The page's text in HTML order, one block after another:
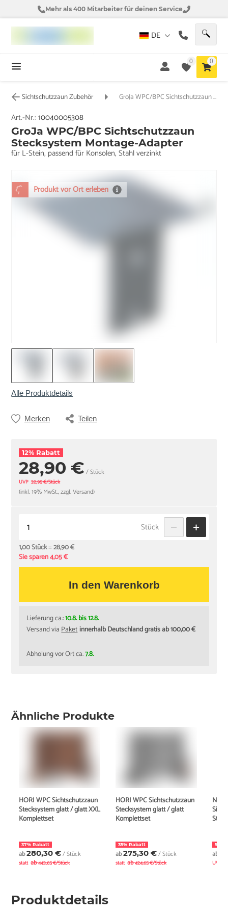
Mehr als 400 Mitarbeiter für deinen Service
DE
0 0
Sichtschutzzaun Zubehör GroJa WPC/BPC Sichtschutzzaun Stecksystem Montage-Adapter
Produkt vor Ort erleben
Art.-Nr.:10040005308
GroJa WPC/BPC Sichtschutzzaun
Stecksystem Montage-Adapter
für L-Stein, passend für Konsolen, Stahl verzinkt
Alle Produktdetails
Merken Teilen
12% Rabatt
28,90 € / Stück
UVP 32,95 €/Stück
(inkl. 19% MwSt., zzgl. Versand)
Stück
1,00 Stück=28,90 €
Sie sparen 4,05 €
In den Warenkorb
Lieferung ca.:10.8. bis 12.8.
Versand viaPaketinnerhalb Deutschland gratis ab 100,00 €
Abholung vor Ort ca.7.8.
Ähnliche Produkte
HORI WPC Sichtschutzzaun
Stecksystem glatt / glatt XXL
Komplettset
37% Rabatt
ab280,30 €/ Stück
statt ab443,65 €/Stück
HORI WPC Sichtschutzzaun
Stecksystem glatt / glatt
Komplettset
35% Rabatt
ab275,30 €/ Stück
statt ab424,65 €/Stück
5%
ab
UVP
Produktdetails